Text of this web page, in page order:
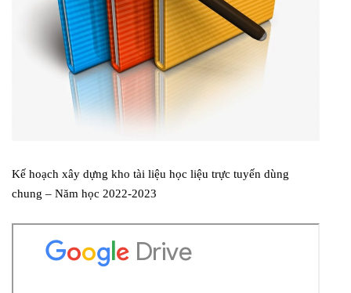
Kế hoạch xây dựng kho tài liệu học liệu trực tuyến dùng
chung – Năm học 2022-2023